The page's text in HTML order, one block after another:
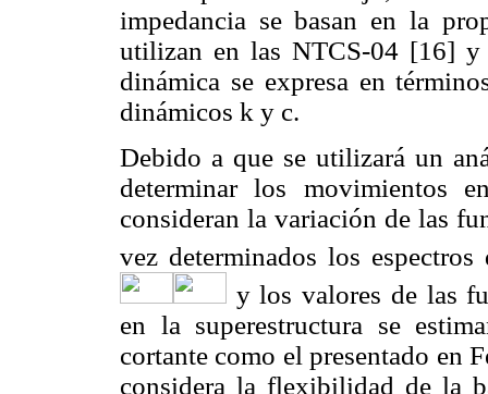
impedancia se basan en la
utilizan en las NTCS-04 [16]
dinámica se expresa en
dinámicos k y c.
Debido a que se utilizará un
determinar los movimientos
consideran la variación de las
vez determinados los
y los valores de las
en la superestructura se
cortante como el presentado en
considera la flexibilidad de la